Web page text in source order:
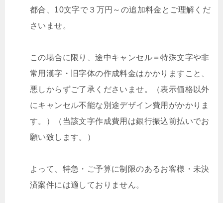
都合、10文字で３万円～の追加料金とご理解くだ
さいませ。
この場合に限り、途中キャンセル＝特殊文字や非
常用漢字・旧字体の作成料金はかかりますこと、
悪しからずご了承くださいませ。（表示価格以外
にキャンセル不能な別途デザイン費用がかかりま
す。）（当該文字作成費用は銀行振込前払いでお
願い致します。）
よって、特急・ご予算に制限のあるお客様・未決
済案件には適しておりません。